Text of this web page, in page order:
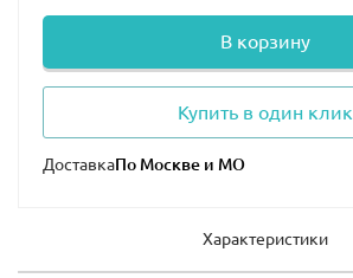
В корзину
Купить в один клик
Доставка
Характеристики